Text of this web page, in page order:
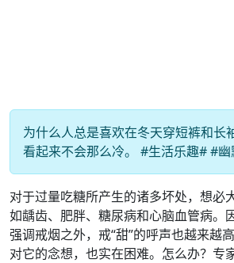
为什么人总是喜欢在冬天穿短裤和长
看起来不会那么冷。 #生活乐趣# #
对于过量吃糖所产生的诸多坏处，想必
如龋齿、肥胖、糖尿病和心脑血管病。
强调戒烟之外，戒“甜”的呼声也越来越
对它的念想，也实在困难。怎么办？专